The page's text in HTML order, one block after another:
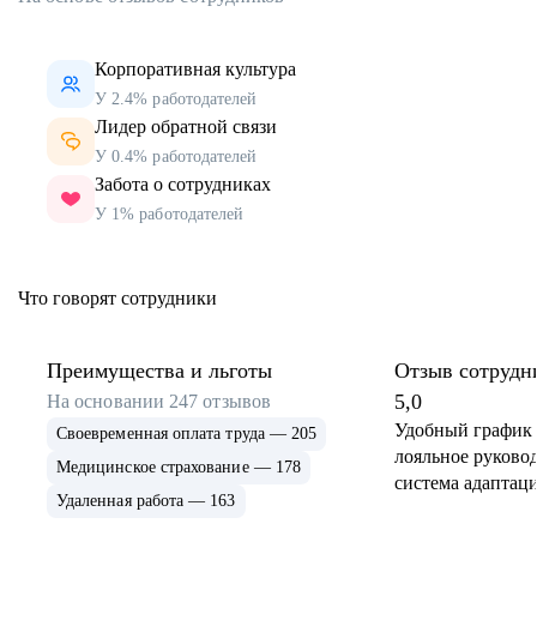
Корпоративная культура
У 2.4% работодателей
Лидер обратной связи
У 0.4% работодателей
Забота о сотрудниках
У 1% работодателей
Что говорят сотрудники
Преимущества и льготы
На основании 247 отзывов
Своевременная оплата труда — 205
Медицинское страхование — 178
Удаленная работа — 163
Отзыв
5,0
Удобный график
лояльное
система